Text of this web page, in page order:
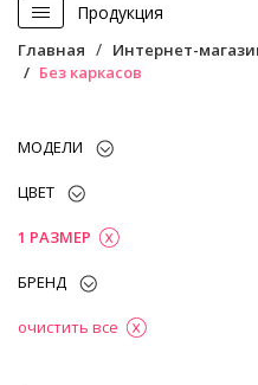
Продукция
Главная Интернет-
Без каркасов
МОДЕЛИ
ЦВЕТ
1 РАЗМЕР
БРЕНД
очистить все